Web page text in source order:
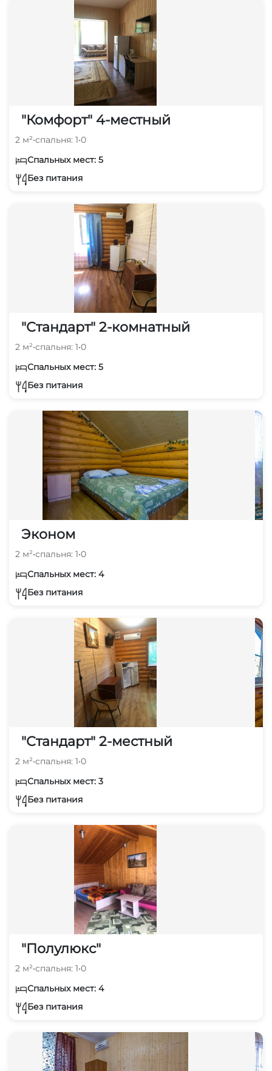
"Комфорт" 4-местный
2 м²•спальня: 1•0
Спальных мест: 5
Без питания
"Стандарт" 2-комнатный
2 м²•спальня: 1•0
Спальных мест: 5
Без питания
Эконом
2 м²•спальня: 1•0
Спальных мест: 4
Без питания
"Стандарт" 2-местный
2 м²•спальня: 1•0
Спальных мест: 3
Без питания
"Полулюкс"
2 м²•спальня: 1•0
Спальных мест: 4
Без питания